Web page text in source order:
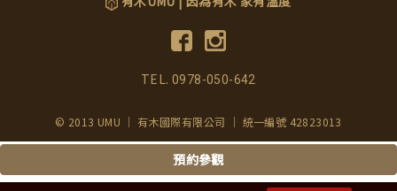
TEL.0978-050-642
© 2013 UMU ｜ 有木國際有限公司 ｜ 統一編號 42823013
預約參觀